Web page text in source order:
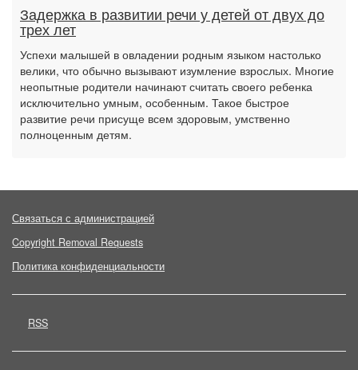
Задержка в развитии речи у детей от двух до
трех лет
Успехи малышей в овладении родным языком настолько
велики, что обычно вызывают изумление взрослых. Многие
неопытные родители начинают считать своего ребенка
исключительно умным, особенным. Такое быстрое
развитие речи присуще всем здоровым, умственно
полноценным детям.
Связаться с администрацией
Copyright Removal Requests
Политика конфиденциальности
RSS